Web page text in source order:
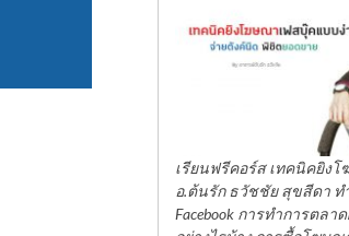
เรียนฟรีคอร์ส เทคนิคยิง
อ.ต้นรัก ธวัชชัย สุขสีดา
Facebook การทำการตลา